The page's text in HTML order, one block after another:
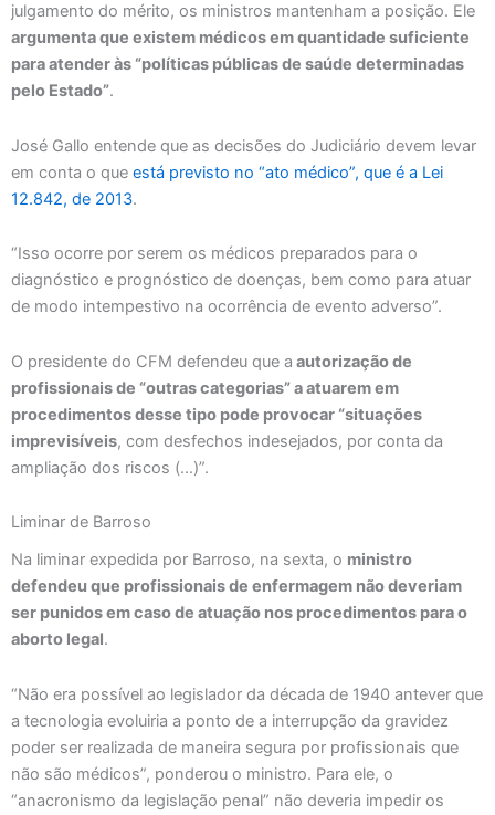
julgamento do mérito, os ministros mantenham a posição. Ele
argumenta que existem médicos em quantidade suficiente
para atender às “políticas públicas de saúde determinadas
pelo Estado”.
José Gallo entende que as decisões do Judiciário devem levar
em conta o que está previsto no “ato médico”, que é a Lei
12.842, de 2013.
“Isso ocorre por serem os médicos preparados para o
diagnóstico e prognóstico de doenças, bem como para atuar
de modo intempestivo na ocorrência de evento adverso”.
O presidente do CFM defendeu que a autorização de
profissionais de “outras categorias” a atuarem em
procedimentos desse tipo pode provocar “situações
imprevisíveis, com desfechos indesejados, por conta da
ampliação dos riscos (…)”.
Liminar de Barroso
Na liminar expedida por Barroso, na sexta, o ministro
defendeu que profissionais de enfermagem não deveriam
ser punidos em caso de atuação nos procedimentos para o
aborto legal.
“Não era possível ao legislador da década de 1940 antever que
a tecnologia evoluiria a ponto de a interrupção da gravidez
poder ser realizada de maneira segura por profissionais que
não são médicos”, ponderou o ministro. Para ele, o
“anacronismo da legislação penal” não deveria impedir os